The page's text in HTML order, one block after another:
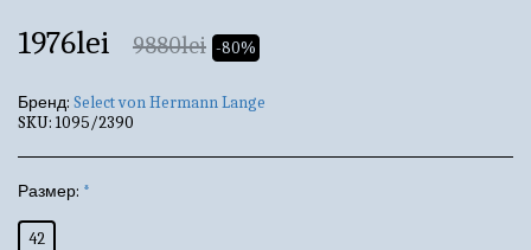
1976lei 9880lei -80%
Бренд: Select von Hermann Lange
SKU: 1095/2390
Размер: *
42